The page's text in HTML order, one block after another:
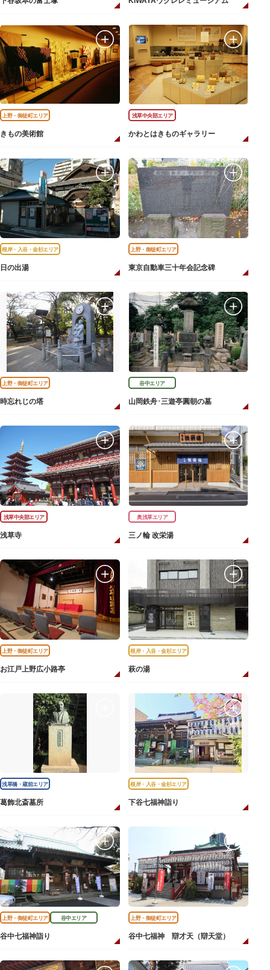
上野・御徒町エリア
きもの美術館
浅草中央部エリア
かわとはきものギャラリー
根岸・入谷・金杉エリア
日の出湯
上野・御徒町エリア
東京自動車三十年会記念碑
上野・御徒町エリア
時忘れじの塔
谷中エリア
山岡鉄舟･三遊亭圓朝の墓
浅草中央部エリア
浅草寺
奥浅草エリア
三ノ輪 改栄湯
上野・御徒町エリア
お江戸上野広小路亭
根岸・入谷・金杉エリア
萩の湯
浅草橋・蔵前エリア
葛飾北斎墓所
根岸・入谷・金杉エリア
下谷七福神詣り
上野・御徒町エリア 谷中エリア
谷中七福神詣り
上野・御徒町エリア
谷中七福神 辯才天（辯天堂）